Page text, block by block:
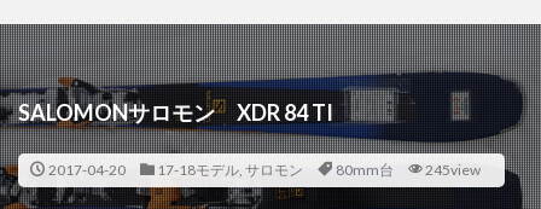
SALOMONサロモン XDR 84 TI
2017-04-20 17-18モデル, サロモン 80mm台 245view